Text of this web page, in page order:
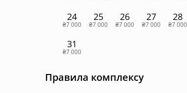
24
₴7 000
25
₴7 000
26
₴7 000
27
₴7 000
28
₴7 000
31
₴7 000
Правила комплексу